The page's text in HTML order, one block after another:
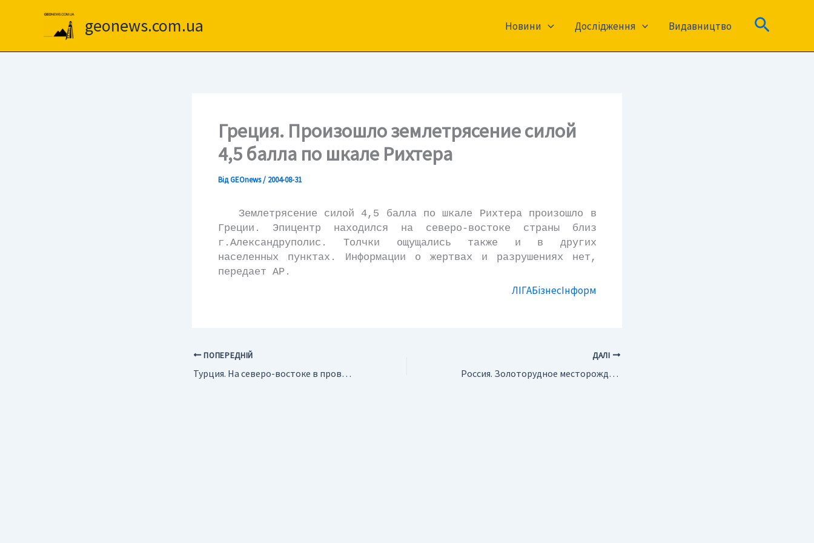
geonews.com.ua Новини Дослідження Видавництво Пошук
Греция. Произошло землетрясение силой
4,5 балла по шкале Рихтера
ВідGEOnews/ 2004-08-31
Землетрясение силой 4,5 балла по шкале Рихтера произошло в
Греции. Эпицентр находился на северо-востоке страны близ
г.Александруполис. Толчки ощущались также и в других
населенных пунктах. Информации о жертвах и разрушениях нет,
передает АР.
ЛIГАБiзнесIнформ
ПОПЕРЕДНІЙ
Турция. На северо-востоке в провинции Агры произошло сильное землетрясение
ДАЛІ
Россия. Золоторудное месторождение в Саянском районе выставлено на аукцион